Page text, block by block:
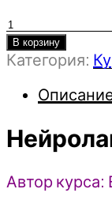
Количество
товара
Нейролагерь
2023
Елена
Лаштабега
В корзину
Категория:
Автор курса: